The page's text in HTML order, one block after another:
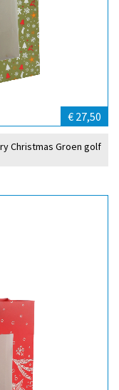
€ 27,50
Christmas Groen golf